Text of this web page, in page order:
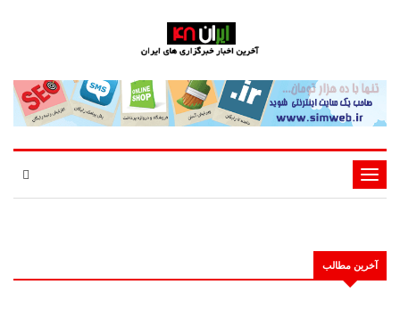
تغییر
وضعیت
آخرین مطالب